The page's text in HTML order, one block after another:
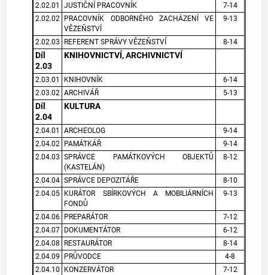
2.02.01 JUSTIČNÍ PRACOVNÍK
7-14
2.02.02
PRACOVNÍK ODBORNÉHO ZACHÁZENÍ VE
VĚZEŇSTVÍ
9-13
2.02.03 REFERENT SPRÁVY VĚZEŇSTVÍ 8-14
Díl
2.03
KNIHOVNICTVÍ, ARCHIVNICTVÍ
2.03.01 KNIHOVNÍK
6-14
2.03.02 ARCHIVÁŘ 5-13
Díl
2.04
KULTURA
2.04.01 ARCHEOLOG
9-14
2.04.02
PAMÁTKÁŘ
9-14
2.04.03 SPRÁVCE PAMÁTKOVÝCH OBJEKTŮ
(KASTELÁN)
8-12
2.04.04 SPRÁVCE DEPOZITÁŘE
8-10
2.04.05 KURÁTOR SBÍRKOVÝCH A MOBILIÁRNÍCH
FONDŮ
9-13
2.04.06 PREPARÁTOR
7-12
2.04.07 DOKUMENTÁTOR
6-12
2.04.08
RESTAURÁTOR
8-14
2.04.09
PRŮVODCE
4-8
2.04.10
KONZERVÁTOR
7-12